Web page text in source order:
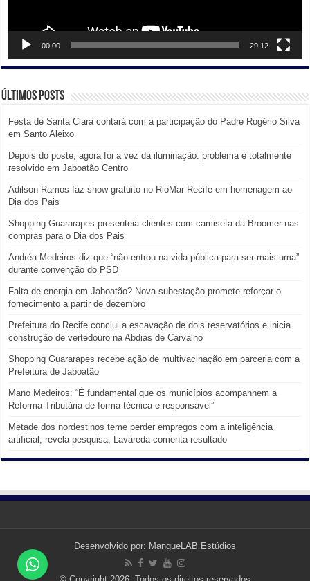
00:00 29:12
Últimos posts
Festa de Santa Clara contará com a participação do Padre Rogério Silva
em Santo Aleixo
Depois do poste, agora foi a vez da iluminação: problema é totalmente
resolvido em Jaboatão Centro
Adilson Ramos faz show gratuito no RioMar Recife em homenagem ao
Dia dos Pais
Shopping Guararapes presenteia clientes com camiseta da Broomer nas
compras para o Dia dos Pais
Andréa Medeiros diz que “não entrou na vida pública para ser mais uma”
durante convenção do PSD
Falta de energia em Jaboatão? Nova subestação promete reforçar o
fornecimento a partir de dezembro
Prefeitura do Recife conclui a escavação de dois reservatórios e inicia
construção de vertedouro na Abdias de Carvalho
Shopping Guararapes recebe ação de multivacinação em parceria com a
Prefeitura de Jaboatão
Mano Medeiros: “É fundamental que os municípios acompanhem a
Reforma Tributária de forma técnica e responsável”
Metade dos nordestinos teme perder empregos com a inteligência
artificial, revela pesquisa; Lavareda comenta resultado
Desenvolvido por: MangueLAB Estúdios